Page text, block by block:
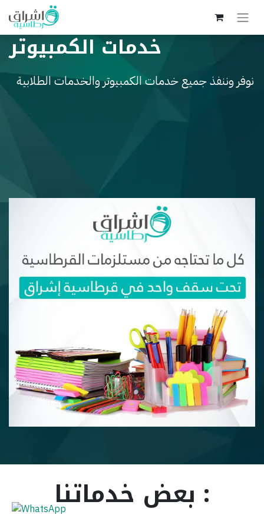
خدمات الكمبيوتر
نوفر وننفذ جميع خدمات الكمبيوتر والخدمات الطلابية
بعض خدماتنا :